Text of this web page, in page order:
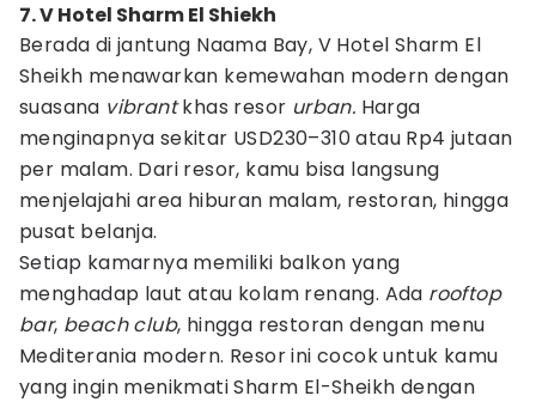
7. V Hotel Sharm El Shiekh
Berada di jantung Naama Bay, V Hotel Sharm El
Sheikh menawarkan kemewahan modern dengan
suasana vibrantkhas resor urban. Harga
menginapnya sekitar USD230–310 atau Rp4 jutaan
per malam. Dari resor, kamu bisa langsung
menjelajahi area hiburan malam, restoran, hingga
pusat belanja.
Setiap kamarnya memiliki balkon yang
menghadap laut atau kolam renang. Ada rooftop
bar, beach club, hingga restoran dengan menu
Mediterania modern. Resor ini cocok untuk kamu
yang ingin menikmati Sharm El-Sheikh dengan